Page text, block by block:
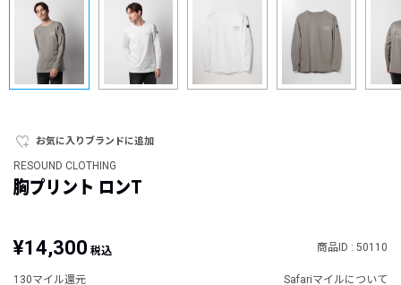
お気に入りブランドに追加
RESOUND CLOTHING
胸プリント ロンT
¥14,300 税込 商品ID : 50110
130マイル還元 Safariマイルについて